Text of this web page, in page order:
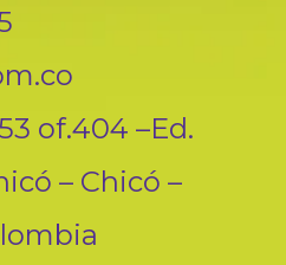
of.404 –Ed.
– Chicó –